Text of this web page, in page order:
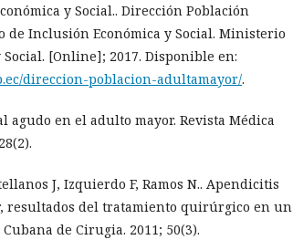
y Social.. Dirección Población
Inclusión Económica y Social. Ministerio
[Online]; 2017. Disponible en:
direccion-poblacion-adultamayor/.
agudo en el adulto mayor. Revista Médica
J, Izquierdo F, Ramos N.. Apendicitis
resultados del tratamiento quirúrgico en un
de Cirugia. 2011; 50(3).